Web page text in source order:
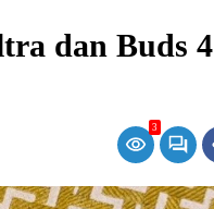
dan Buds 4
3